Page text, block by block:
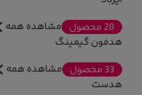
28 محصول
مشاهده همه
هدفون گیمینگ
33 محصول
مشاهده همه
هدست